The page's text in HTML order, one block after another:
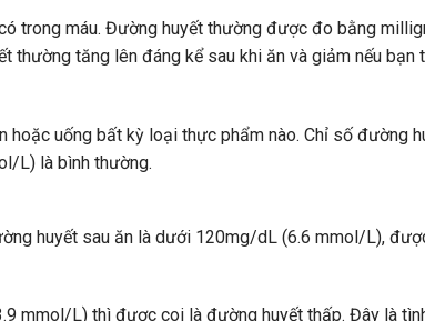
trong máu. Đường huyết thường được đo bằng
tăng lên đáng kể sau khi ăn và giảm nếu bạn
uống bất kỳ loại thực phẩm nào. Chỉ số đường
L) là bình thường.
huyết sau ăn là dưới 120mg/dL (6.6 mmol/L),
mmol/L) thì được coi là đường huyết thấp. Đây là